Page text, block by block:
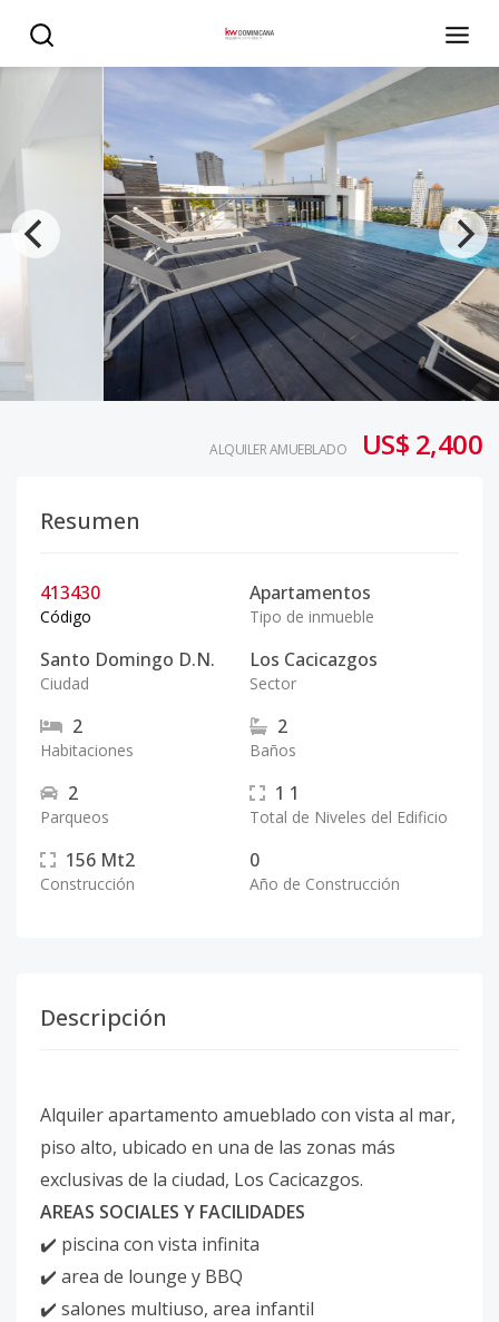
ALQUILER AMUEBLADO US$ 2,400
Resumen
413430
Código
Apartamentos
Tipo de inmueble
Santo Domingo D.N.
Ciudad
Los Cacicazgos
Sector
2
Habitaciones
2
Baños
2
Parqueos
1 1
Total de Niveles del Edificio
156 Mt2
Construcción
0
Año de Construcción
Descripción
Alquiler apartamento amueblado con vista al mar,
piso alto, ubicado en una de las zonas más
exclusivas de la ciudad, Los Cacicazgos.
AREAS SOCIALES Y FACILIDADES
✔️ piscina con vista infinita
✔️ area de lounge y BBQ
✔️ salones multiuso, area infantil